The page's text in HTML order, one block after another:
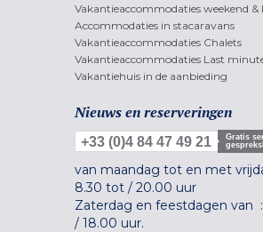
Vakantieaccommodaties weekend
Accommodaties in stacaravans
Vakantieaccommodaties Chalets
Vakantieaccommodaties Last
Vakantiehuis in de aanbieding
Nieuws en reserveringen
+33 (0)4 84 47 49 21
Gratis
van maandag tot en met
8.30 tot / 20.00 uur
Zaterdag en feestdagen van :
/ 18.00 uur.